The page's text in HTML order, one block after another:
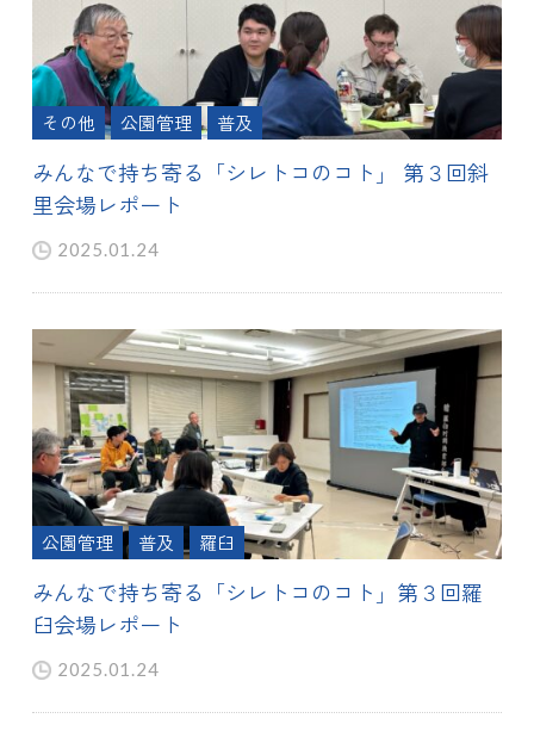
その他 公園管理 普及
みんなで持ち寄る「シレトコのコト」 第３回斜
里会場レポート
2025.01.24
公園管理 普及 羅臼
みんなで持ち寄る「シレトコのコト」第３回羅
臼会場レポート
2025.01.24